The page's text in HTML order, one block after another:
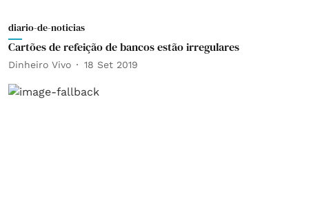
diario-de-noticias
Cartões de refeição de bancos estão irregulares
Dinheiro Vivo 18 Set 2019